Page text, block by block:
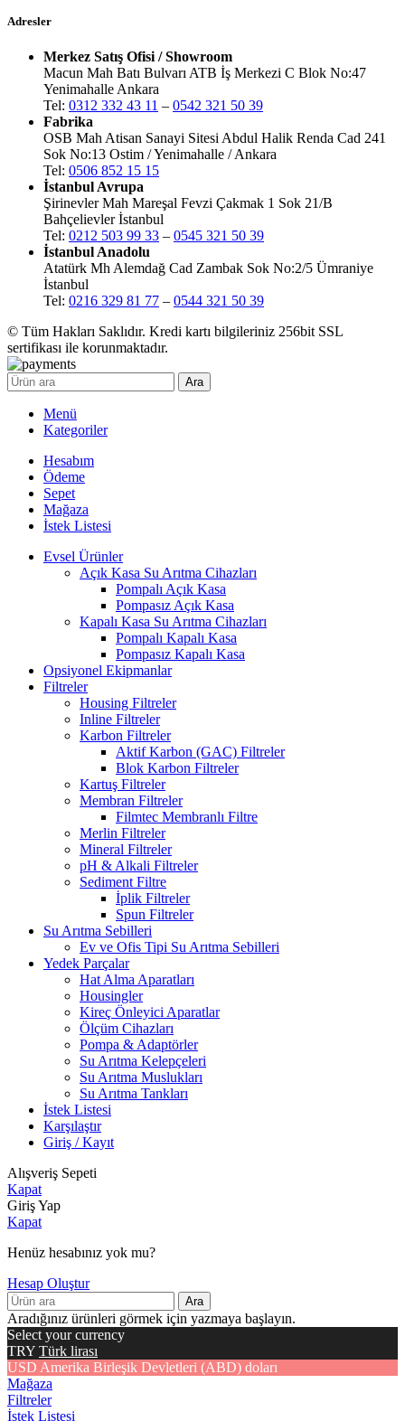
Adresler
Merkez Satış Ofisi / Showroom
Macun Mah Batı Bulvarı ATB İş Merkezi C Blok No:47
Yenimahalle Ankara
Tel: 0312 332 43 11 – 0542 321 50 39
Fabrika
OSB Mah Atisan Sanayi Sitesi Abdul Halik Renda Cad 241
Sok No:13 Ostim / Yenimahalle / Ankara
Tel: 0506 852 15 15
İstanbul Avrupa
Şirinevler Mah Mareşal Fevzi Çakmak 1 Sok 21/B
Bahçelievler İstanbul
Tel: 0212 503 99 33 – 0545 321 50 39
İstanbul Anadolu
Atatürk Mh Alemdağ Cad Zambak Sok No:2/5 Ümraniye
İstanbul
Tel: 0216 329 81 77 – 0544 321 50 39
© Tüm Hakları Saklıdır. Kredi kartı bilgileriniz 256bit SSL
sertifikası ile korunmaktadır.
Ara
Menü
Kategoriler
Hesabım
Ödeme
Sepet
Mağaza
İstek Listesi
Evsel Ürünler
Açık Kasa Su Arıtma Cihazları
Pompalı Açık Kasa
Pompasız Açık Kasa
Kapalı Kasa Su Arıtma Cihazları
Pompalı Kapalı Kasa
Pompasız Kapalı Kasa
Opsiyonel Ekipmanlar
Filtreler
Housing Filtreler
Inline Filtreler
Karbon Filtreler
Aktif Karbon (GAC) Filtreler
Blok Karbon Filtreler
Kartuş Filtreler
Membran Filtreler
Filmtec Membranlı Filtre
Merlin Filtreler
Mineral Filtreler
pH & Alkali Filtreler
Sediment Filtre
İplik Filtreler
Spun Filtreler
Su Arıtma Sebilleri
Ev ve Ofis Tipi Su Arıtma Sebilleri
Yedek Parçalar
Hat Alma Aparatları
Housingler
Kireç Önleyici Aparatlar
Ölçüm Cihazları
Pompa & Adaptörler
Su Arıtma Kelepçeleri
Su Arıtma Muslukları
Su Arıtma Tankları
İstek Listesi
Karşılaştır
Giriş / Kayıt
Alışveriş Sepeti
Kapat
Giriş Yap
Kapat
Henüz hesabınız yok mu?
Hesap Oluştur
Ara
Aradığınız ürünleri görmek için yazmaya başlayın.
Select your currency
TRY Türk lirası
USD Amerika Birleşik Devletleri (ABD) doları
Mağaza
Filtreler
İstek Listesi